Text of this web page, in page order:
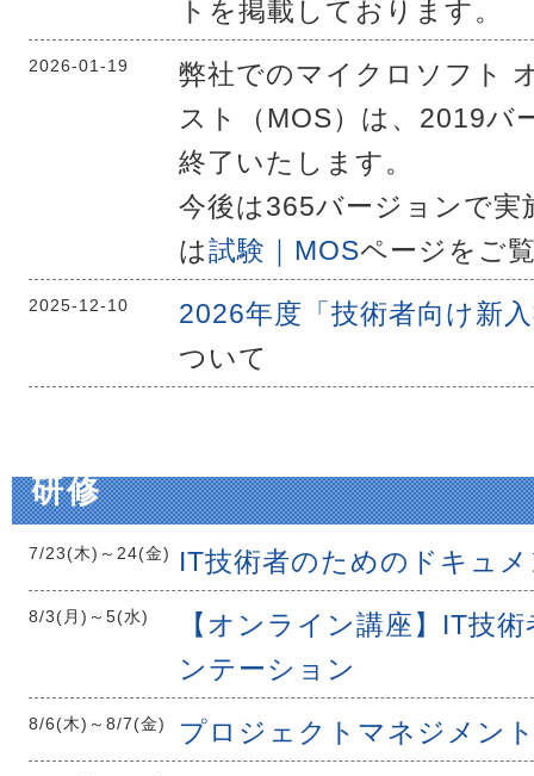
トを掲載しております。
2026-01-19
弊社でのマイクロソフト
スト（MOS）は、2019バ
終了いたします。
今後は365バージョンで実
は試験｜MOSページをご
2025-12-10
2026年度「技術者向け新
ついて
研修
7/23(木) ～ 24(金) IT技術者のためのドキュ
8/3(月) ～ 5(水)
【オンライン講座】IT技
ンテーション
8/6(木) ～ 8/7(金) プロジェクトマネジメン